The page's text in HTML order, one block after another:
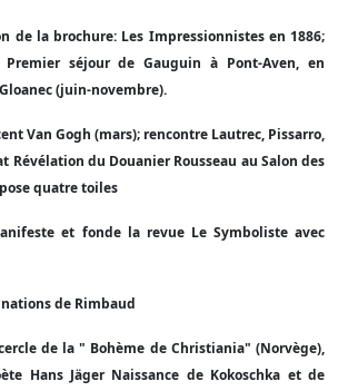
de la brochure: Les Impressionnistes en 1886;
séjour de Gauguin à Pont-Aven, en
(juin-novembre).
Van Gogh (mars); rencontre Lautrec, Pissarro,
Révélation du Douanier Rousseau au Salon des
quatre toiles
et fonde la revue Le Symboliste avec
de Rimbaud
de la " Bohème de Christiania" (Norvège),
Hans Jäger Naissance de Kokoschka et de